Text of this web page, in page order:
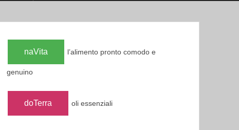
naVita l’alimento pronto comodo e
genuino
doTerra oli essenziali